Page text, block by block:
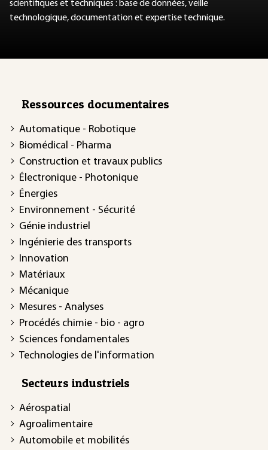
scientifiques et techniques : base de données, veille
technologique, documentation et expertise technique.
Ressources documentaires
Automatique - Robotique
Biomédical - Pharma
Construction et travaux publics
Électronique - Photonique
Énergies
Environnement - Sécurité
Génie industriel
Ingénierie des transports
Innovation
Matériaux
Mécanique
Mesures - Analyses
Procédés chimie - bio - agro
Sciences fondamentales
Technologies de l'information
Secteurs industriels
Aérospatial
Agroalimentaire
Automobile et mobilités